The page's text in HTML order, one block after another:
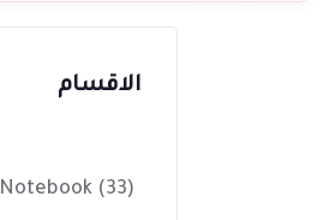
الاقسام
Notebook (33)